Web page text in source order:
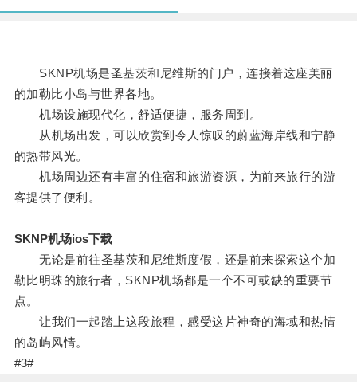
SKNP机场是圣基茨和尼维斯的门户，连接着这座美丽
的加勒比小岛与世界各地。
机场设施现代化，舒适便捷，服务周到。
从机场出发，可以欣赏到令人惊叹的蔚蓝海岸线和宁静
的热带风光。
机场周边还有丰富的住宿和旅游资源，为前来旅行的游
客提供了便利。
SKNP机场ios下载
无论是前往圣基茨和尼维斯度假，还是前来探索这个加
勒比明珠的旅行者，SKNP机场都是一个不可或缺的重要节
点。
让我们一起踏上这段旅程，感受这片神奇的海域和热情
的岛屿风情。
#3#